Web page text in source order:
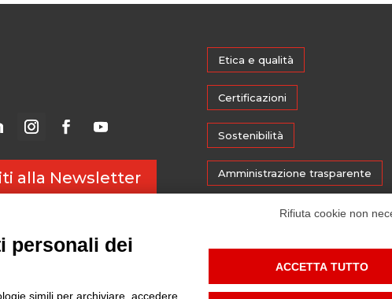
alla Newsletter
Etica e qualità
Certificazioni
Sostenibilità
Amministrazione trasparente
Whistleblowing
Rifiuta cookie non
personali dei
simili per archiviare, accedere
ACCETTA TUTTO